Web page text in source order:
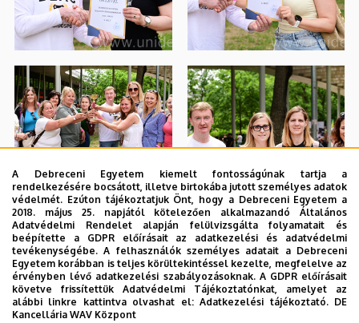
A Debreceni Egyetem kiemelt fontosságúnak tartja a
rendelkezésére bocsátott, illetve birtokába jutott személyes adatok
védelmét. Ezúton tájékoztatjuk Önt, hogy a Debreceni Egyetem a
2018. május 25. napjától kötelezően alkalmazandó Általános
Adatvédelmi Rendelet alapján felülvizsgálta folyamatait és
beépítette a GDPR előírásait az adatkezelési és adatvédelmi
tevékenységébe. A felhasználók személyes adatait a Debreceni
Egyetem korábban is teljes körültekintéssel kezelte, megfelelve az
érvényben lévő adatkezelési szabályozásoknak. A GDPR előírásait
követve frissítettük Adatvédelmi Tájékoztatónkat, amelyet az
alábbi linkre kattintva olvashat el:Adatkezelési tájékoztató. DE
Kancellária WAV Központ